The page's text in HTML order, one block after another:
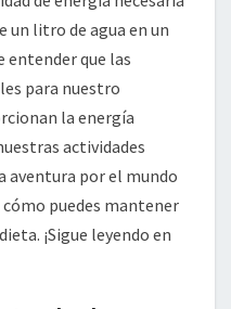
un litro de agua en un
entender que las
para nuestro
la energía
actividades
aventura por el mundo
cómo puedes mantener
¡Sigue leyendo en